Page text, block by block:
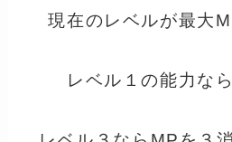
現在のレベルが最大
レベル１の能力な